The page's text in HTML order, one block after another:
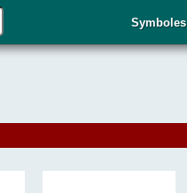
Symboles